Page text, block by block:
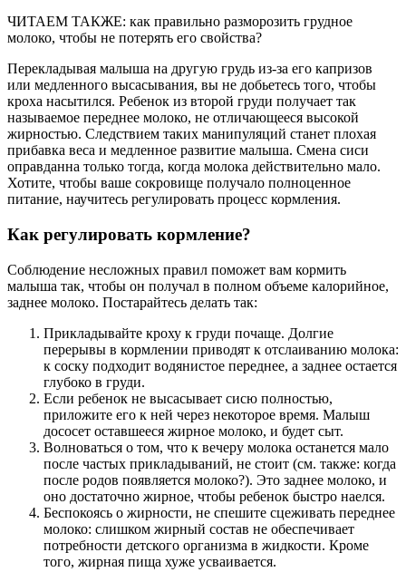
ЧИТАЕМ ТАКЖЕ: как правильно разморозить грудное
молоко, чтобы не потерять его свойства?
Перекладывая малыша на другую грудь из-за его капризов
или медленного высасывания, вы не добьетесь того, чтобы
кроха насытился. Ребенок из второй груди получает так
называемое переднее молоко, не отличающееся высокой
жирностью. Следствием таких манипуляций станет плохая
прибавка веса и медленное развитие малыша. Смена сиси
оправданна только тогда, когда молока действительно мало.
Хотите, чтобы ваше сокровище получало полноценное
питание, научитесь регулировать процесс кормления.
Как регулировать кормление?
Соблюдение несложных правил поможет вам кормить
малыша так, чтобы он получал в полном объеме калорийное,
заднее молоко. Постарайтесь делать так:
Прикладывайте кроху к груди почаще. Долгие
перерывы в кормлении приводят к отслаиванию молока:
к соску подходит водянистое переднее, а заднее остается
глубоко в груди.
Если ребенок не высасывает сисю полностью,
приложите его к ней через некоторое время. Малыш
дососет оставшееся жирное молоко, и будет сыт.
Волноваться о том, что к вечеру молока останется мало
после частых прикладываний, не стоит (см. также: когда
после родов появляется молоко?). Это заднее молоко, и
оно достаточно жирное, чтобы ребенок быстро наелся.
Беспокоясь о жирности, не спешите сцеживать переднее
молоко: слишком жирный состав не обеспечивает
потребности детского организма в жидкости. Кроме
того, жирная пища хуже усваивается.